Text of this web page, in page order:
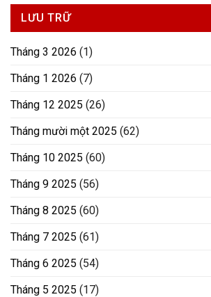
LƯU TRỮ
Tháng 3 2026 (1)
Tháng 1 2026 (7)
Tháng 12 2025 (26)
Tháng mười một 2025 (62)
Tháng 10 2025 (60)
Tháng 9 2025 (56)
Tháng 8 2025 (60)
Tháng 7 2025 (61)
Tháng 6 2025 (54)
Tháng 5 2025 (17)